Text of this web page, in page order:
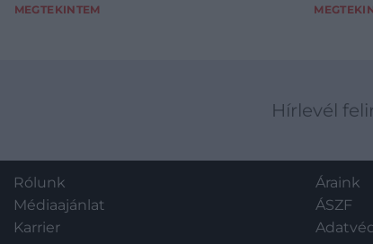
MEGTEKINTEM
Hírlevél
Rólunk
Médiaajánlat
Karrier
Áraink
ÁSZF